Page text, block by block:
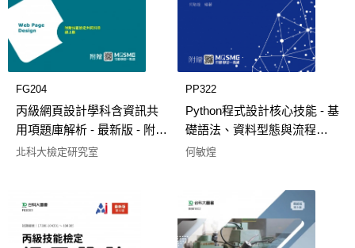
FG204
丙級網頁設計學科含資訊共
用項題庫解析 - 最新版 - 附贈
MOSME
北科大檢定研究室
PP322
Python程式設計核心技能 - 基
礎語法、資料型態與流程控
制含SEC國際認證：Python
MOSME
何敏煌